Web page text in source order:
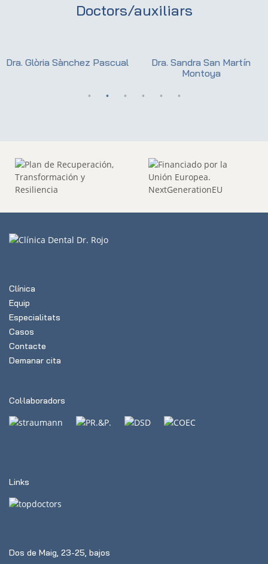
Doctors/auxiliars
Dra. Glòria Sànchez Pascual
Dra. Sandra San Martín
Montoya
Clínica
Equip
Especialitats
Casos
Contacte
Demanar cita
Col·laboradors
Links
Dos de Maig, 23-25, bajos